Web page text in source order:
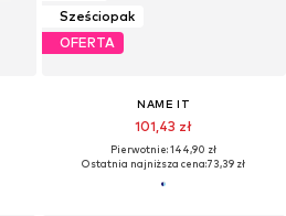
Sześciopak
OFERTA
NAME IT
101,43 zł
Pierwotnie: 144,90 zł
Ostatnia najniższa cena:73,39 zł